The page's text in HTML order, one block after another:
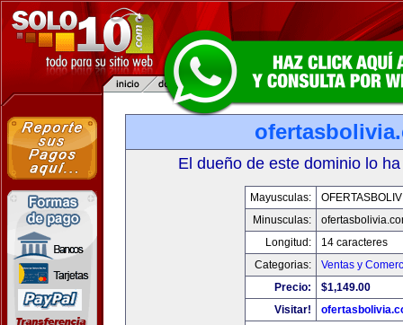
El dueño de este dominio lo
Mayusculas:
Minusculas:
Longitud:
14 caracteres
Categorias:
Ventas y
Precio:
$1,149.00
Visitar!